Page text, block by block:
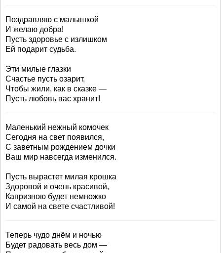
Поздравляю с малышкой
И желаю добра!
Пусть здоровье с излишком
Ей подарит судьба.
Эти милые глазки
Счастье пусть озарит,
Чтобы жили, как в сказке —
Пусть любовь вас хранит!
Маленький нежный комочек
Сегодня на свет появился,
С заветным рождением дочки
Ваш мир навсегда изменился.
Пусть вырастет милая крошка
Здоровой и очень красивой,
Капризною будет немножко
И самой на свете счастливой!
Теперь чудо днём и ночью
Будет радовать весь дом —